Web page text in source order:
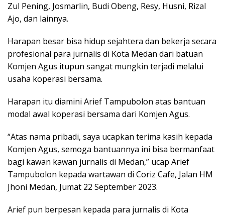
Zul Pening, Josmarlin, Budi Obeng, Resy, Husni, Rizal
Ajo, dan lainnya.
Harapan besar bisa hidup sejahtera dan bekerja secara
profesional para jurnalis di Kota Medan dari batuan
Komjen Agus itupun sangat mungkin terjadi melalui
usaha koperasi bersama.
Harapan itu diamini Arief Tampubolon atas bantuan
modal awal koperasi bersama dari Komjen Agus.
“Atas nama pribadi, saya ucapkan terima kasih kepada
Komjen Agus, semoga bantuannya ini bisa bermanfaat
bagi kawan kawan jurnalis di Medan,” ucap Arief
Tampubolon kepada wartawan di Coriz Cafe, Jalan HM
Jhoni Medan, Jumat 22 September 2023.
Arief pun berpesan kepada para jurnalis di Kota